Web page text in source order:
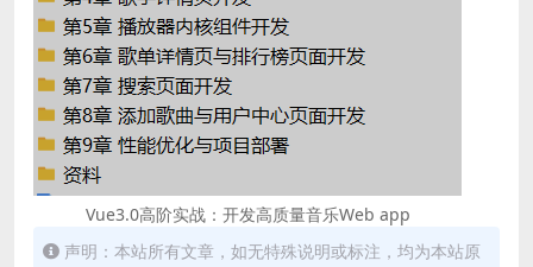
Vue3.0高阶实战：开发高质量音乐Web app
声明：本站所有文章，如无特殊说明或标注，均为本站原